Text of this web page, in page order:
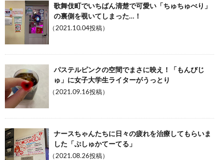
歌舞伎町でいちばん清楚で可愛い「ちゅちゅべり」
の裏側を覗いてしまった…！
（2021.10.04投稿）
パステルピンクの空間でまさに映え！「もんびじ
ゅ」に女子大学生ライターがうっとり
（2021.09.16投稿）
ナースちゃんたちに日々の疲れを治療してもらいま
した「ぷしゅかてーてる」
（2021.08.26投稿）